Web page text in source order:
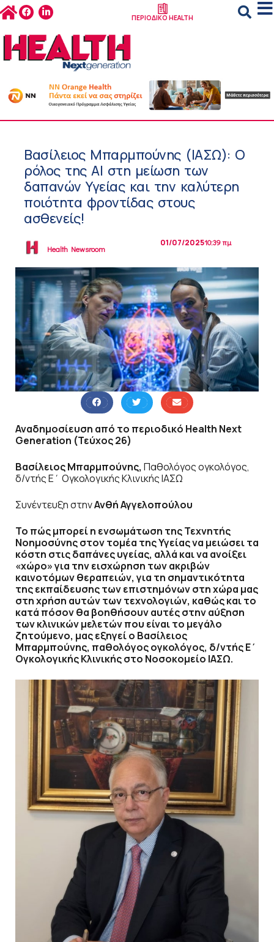
ΠΕΡΙΟΔΙΚΟ HEALTH
Βασίλειος Μπαρμπούνης (ΙΑΣΩ): Ο
ρόλος της AI στη μείωση των
δαπανών Υγείας και την καλύτερη
ποιότητα φροντίδας στους
ασθενείς!
Health Newsroom
01/07/202510:39 πμ
Αναδημοσίευση από το περιοδικό Health Next
Generation (Τεύχος 26)
Βασίλειος Μπαρμπούνης, Παθολόγος ογκολόγος,
δ/ντής Ε΄ Ογκολογικής Κλινικής ΙΑΣΩ
Συνέντευξη στηνΑνθή Αγγελοπούλου
Το πώς μπορεί η ενσωμάτωση της Τεχνητής
Νοημοσύνης στον τομέα της Υγείας να μειώσει τα
κόστη στις δαπάνες υγείας, αλλά και να ανοίξει
«χώρο» για την εισχώρηση των ακριβών
καινοτόμων θεραπειών, για τη σημαντικότητα
της εκπαίδευσης των επιστημόνων στη χώρα μας
στη χρήση αυτών των τεχνολογιών, καθώς και το
κατά πόσον θα βοηθήσουν αυτές στην αύξηση
των κλινικών μελετών που είναι το μεγάλο
ζητούμενο, μας εξηγεί ο Βασίλειος
Μπαρμπούνης, παθολόγος ογκολόγος, δ/ντής Ε΄
Ογκολογικής Κλινικής στο Νοσοκομείο ΙΑΣΩ.